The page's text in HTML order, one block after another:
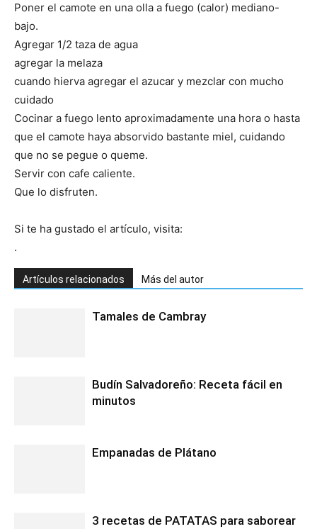
Poner el camote en una olla a fuego (calor) mediano-
bajo.
Agregar 1/2 taza de agua
agregar la melaza
cuando hierva agregar el azucar y mezclar con mucho
cuidado
Cocinar a fuego lento aproximadamente una hora o hasta
que el camote haya absorvido bastante miel, cuidando
que no se pegue o queme.
Servir con cafe caliente.
Que lo disfruten.
Si te ha gustado el artículo, visita:
.
Artículos relacionados Más del autor
Tamales de Cambray
Budín Salvadoreño: Receta fácil en
minutos
Empanadas de Plátano
3 recetas de PATATAS para saborear